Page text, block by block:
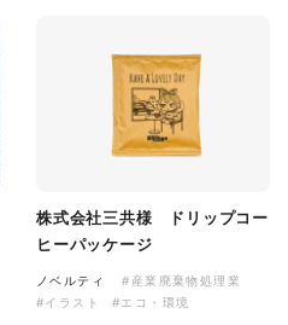
株式会社三共様 ドリップコー
ヒーパッケージ
ノベルティ
#産業廃棄物処理業
#イラスト
#エコ・環境